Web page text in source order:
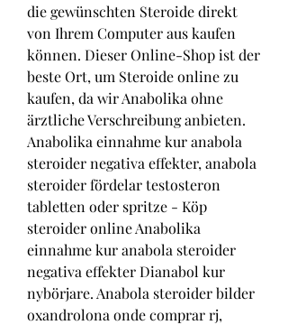
die gewünschten Steroide direkt
von Ihrem Computer aus kaufen
können. Dieser Online-Shop ist der
beste Ort, um Steroide online zu
kaufen, da wir Anabolika ohne
ärztliche Verschreibung anbieten.
Anabolika einnahme kur anabola
steroider negativa effekter, anabola
steroider fördelar testosteron
tabletten oder spritze - Köp
steroider online Anabolika
einnahme kur anabola steroider
negativa effekter Dianabol kur
nybörjare. Anabola steroider bilder
oxandrolona onde comprar rj,